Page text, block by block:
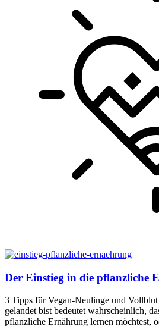
Der Einstieg in die pflanzliche
3 Tipps für Vegan-Neulinge und Vollblut
gelandet bist bedeutet wahrscheinlich,
pflanzliche Ernährung lernen möchtest,